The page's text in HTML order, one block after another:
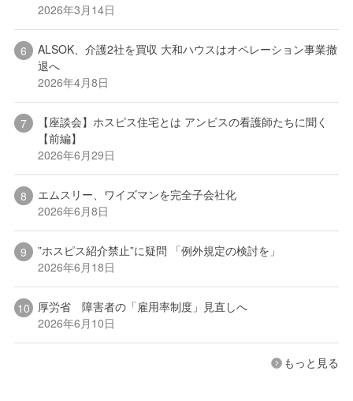
2026年3月14日
ALSOK、介護2社を買収 大和ハウスはオペレーション事業撤
退へ
2026年4月8日
【座談会】ホスピス住宅とは アンビスの看護師たちに聞く
【前編】
2026年6月29日
エムスリー、ワイズマンを完全子会社化
2026年6月8日
”ホスピス紹介禁止”に疑問 「例外規定の検討を」
2026年6月18日
厚労省 障害者の「雇用率制度」見直しへ
2026年6月10日
もっと見る